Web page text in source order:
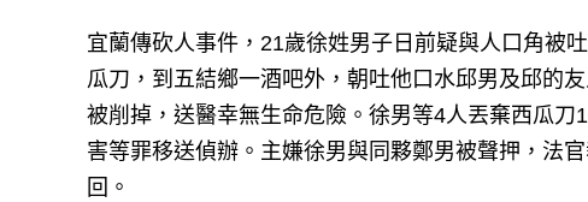
宜蘭傳砍人事件，21歲徐姓男子日前疑與人口角被
瓜刀，到五結鄉一酒吧外，朝吐他口水邱男及邱的
被削掉，送醫幸無生命危險。徐男等4人丟棄西瓜
害等罪移送偵辦。主嫌徐男與同夥鄭男被聲押，法
回。